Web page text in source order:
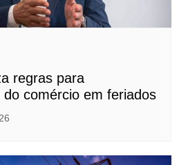
regras para
comércio em feriados